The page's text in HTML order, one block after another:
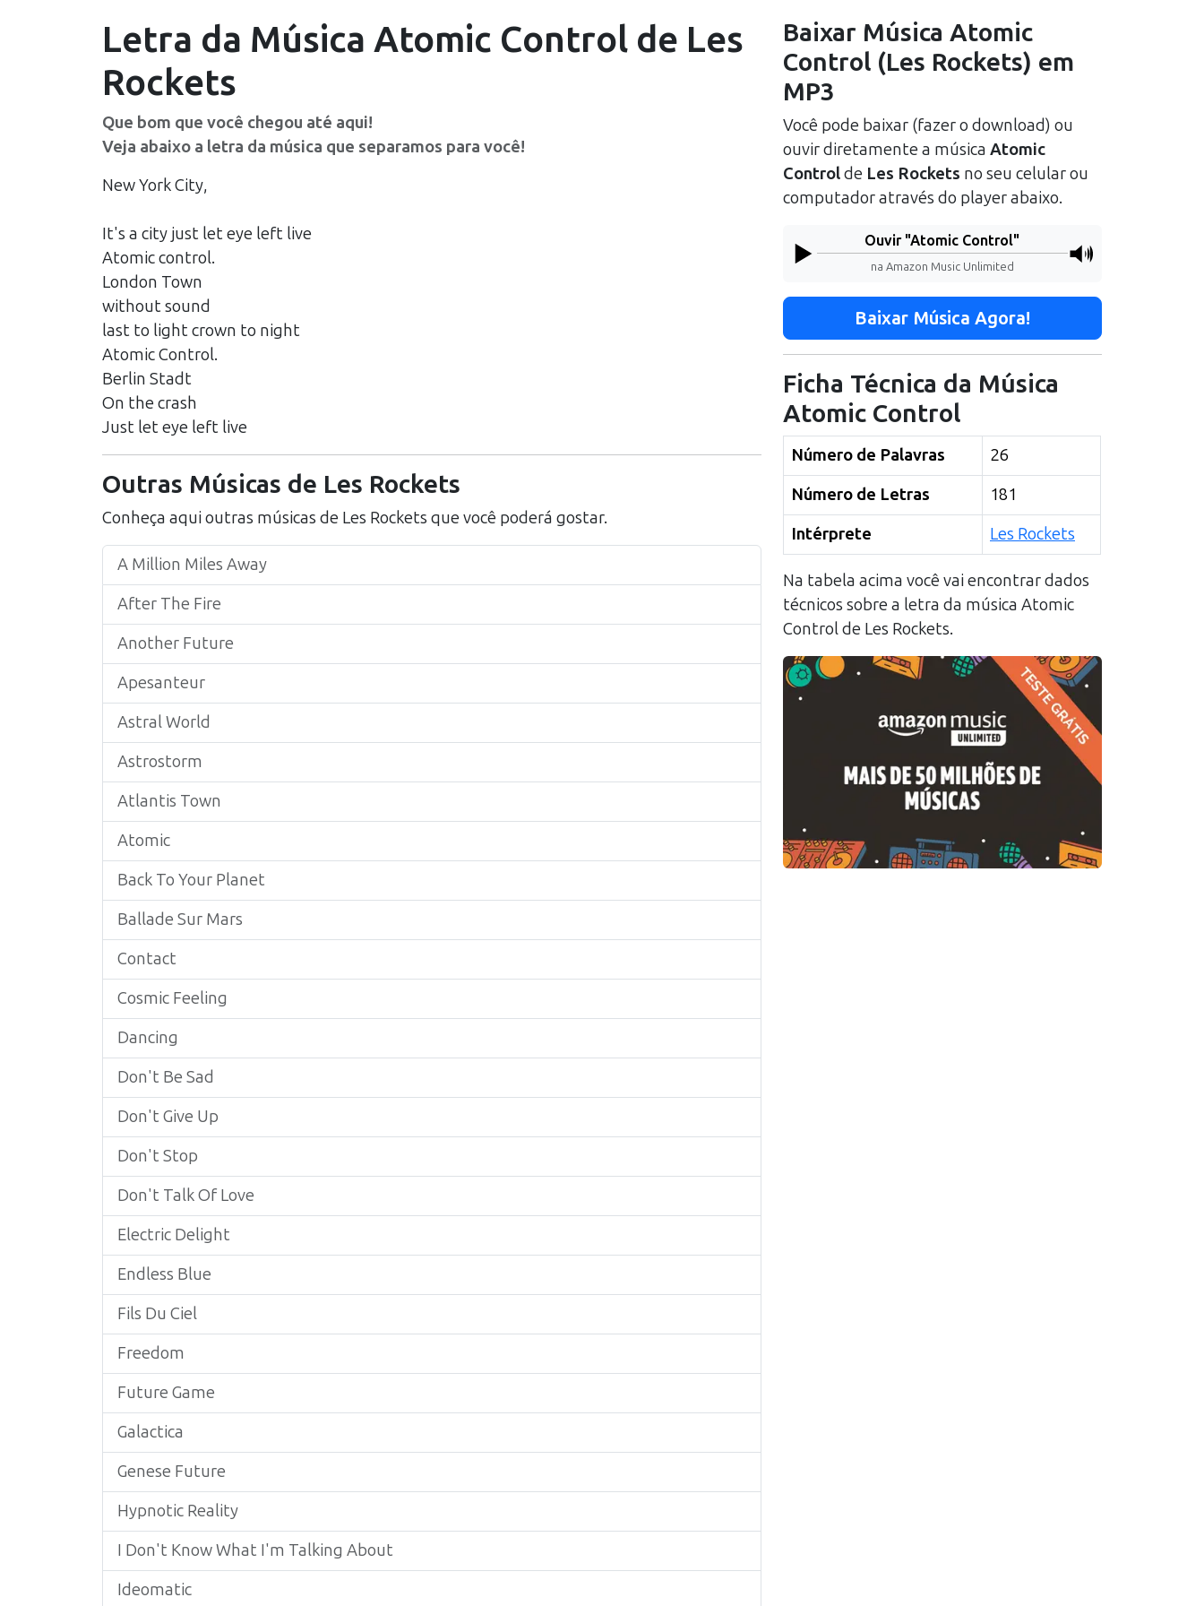
Letra da Música Atomic Control de Les
Rockets
Que bom que você chegou até aqui!
Veja abaixo a letra da música que separamos para você!
New York City,
It's a city just let eye left live
Atomic control.
London Town
without sound
last to light crown to night
Atomic Control.
Berlin Stadt
On the crash
Just let eye left live
Outras Músicas de Les Rockets
Conheça aqui outras músicas de Les Rockets que você poderá gostar.
A Million Miles Away
After The Fire
Another Future
Apesanteur
Astral World
Astrostorm
Atlantis Town
Atomic
Back To Your Planet
Ballade Sur Mars
Contact
Cosmic Feeling
Dancing
Don't Be Sad
Don't Give Up
Don't Stop
Don't Talk Of Love
Electric Delight
Endless Blue
Fils Du Ciel
Freedom
Future Game
Galactica
Genese Future
Hypnotic Reality
I Don't Know What I'm Talking About
Ideomatic
Baixar Música Atomic
Control (Les Rockets) em
MP3
Você pode baixar (fazer o download) ou
ouvir diretamente a música Atomic
Controlde Les Rockets no seu celular ou
computador através do player abaixo.
Ouvir "Atomic Control"
na Amazon Music Unlimited
Baixar Música Agora!
Ficha Técnica da Música
Atomic Control
Número de Palavras
26
Número de Letras
181
Intérprete
Les Rockets
Na tabela acima você vai encontrar dados
técnicos sobre a letra da música Atomic
Controlde Les Rockets.